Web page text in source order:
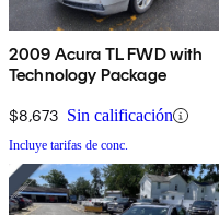
2009 Acura TL FWD with
Technology Package
$8,673 Sin calificación
Incluye tarifas de conc.